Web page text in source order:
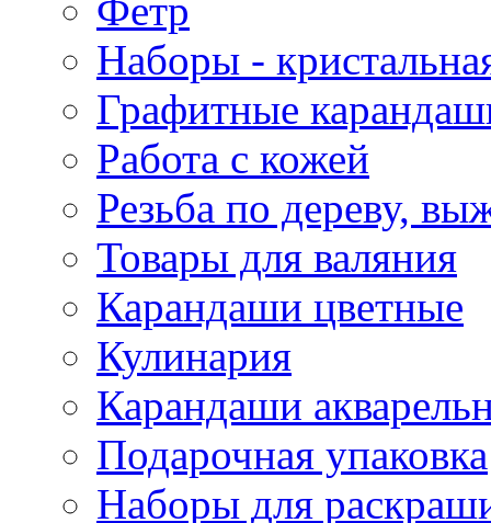
Фетр
Наборы -
Графитные
Работа с кожей
Резьба по дереву,
Товары для валяния
Карандаши цветные
Кулинария
Карандаши
Подарочная упаковка
Наборы для